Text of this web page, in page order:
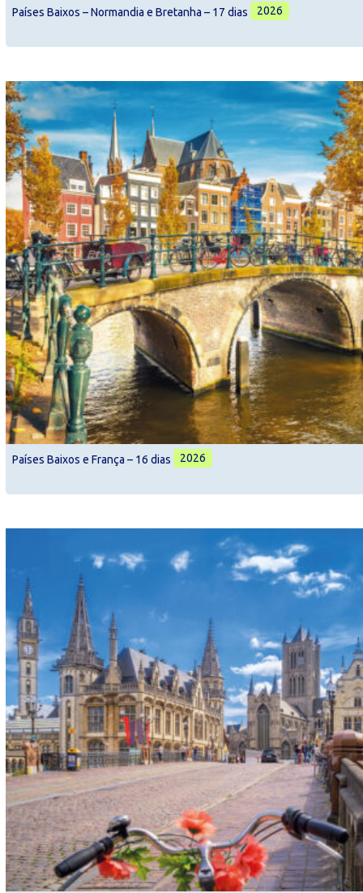
Países Baixos – Normandia e Bretanha – 17 dias 2026
Países Baixos e França – 16 dias 2026